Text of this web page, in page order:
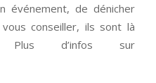
événement, de dénicher
conseiller, ils sont là
d’infos sur